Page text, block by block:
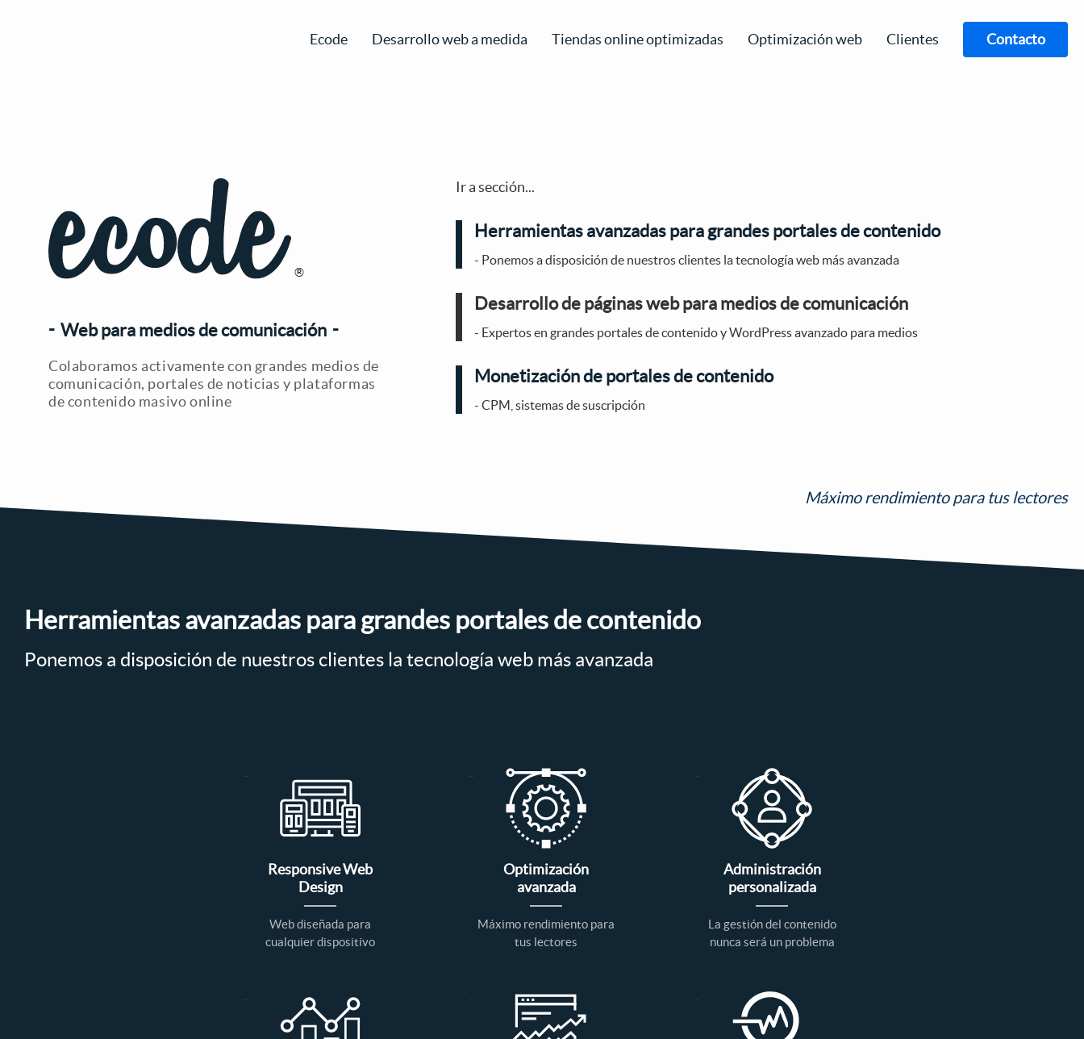
Ecode Desarrollo web a medida Tiendas online optimizadas Optimización web Clientes Contacto
®
Web para medios de comunicación
Colaboramos activamente con grandes medios de
comunicación, portales de noticias y plataformas
de contenido masivo online
Máximo rendimiento para tus lectores
Ir a sección...
Herramientas avanzadas para grandes portales de contenido
- Ponemos a disposición de nuestros clientes la tecnología web más avanzada
Desarrollo de páginas web para medios de comunicación
- Expertos en grandes portales de contenido y WordPress avanzado para medios
Monetización de portales de contenido
- CPM, sistemas de suscripción
Herramientas avanzadas para grandes portales de contenido
Ponemos a disposición de nuestros clientes la tecnología web más avanzada
Responsive Web
Design
Web diseñada para
cualquier dispositivo
Optimización
avanzada
Máximo rendimiento para
tus lectores
Administración
personalizada
La gestión del contenido
nunca será un problema